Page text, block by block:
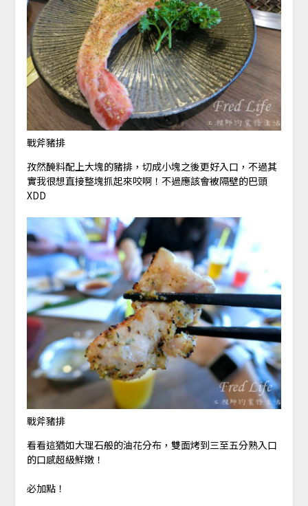
戰斧豬排
孜然醃料配上大塊的豬排，切成小塊之後更好入口，不過其
實我很想直接整塊抓起來咬啊！不過應該會被隔壁的巴頭
XDD
戰斧豬排
看看這猶如大理石般的油花分布，雙面烤到三至五分熟入口
的口感超級鮮嫩！
必加點！